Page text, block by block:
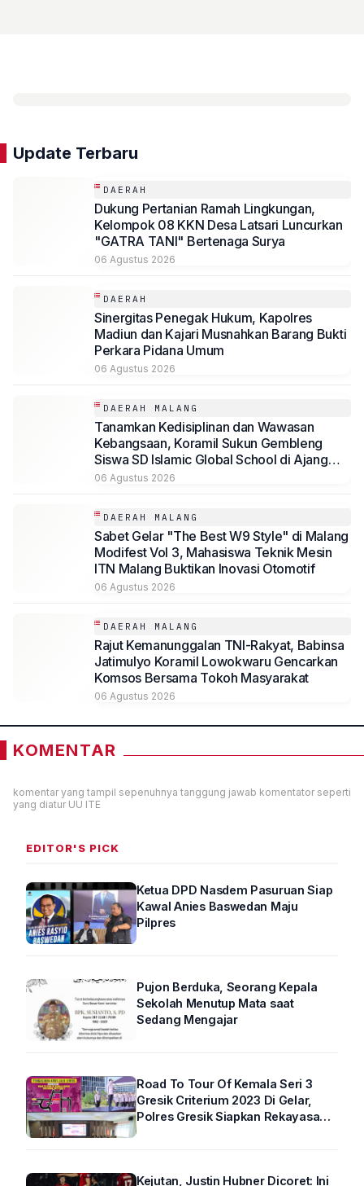
Update Terbaru
DAERAH
Dukung Pertanian Ramah Lingkungan,
Kelompok 08 KKN Desa Latsari Luncurkan
"GATRA TANI" Bertenaga Surya
06 Agustus 2026
DAERAH
Sinergitas Penegak Hukum, Kapolres
Madiun dan Kajari Musnahkan Barang Bukti
Perkara Pidana Umum
06 Agustus 2026
DAERAH MALANG
Tanamkan Kedisiplinan dan Wawasan
Kebangsaan, Koramil Sukun Gembleng
Siswa SD Islamic Global School di Ajang
LDKS
06 Agustus 2026
DAERAH MALANG
Sabet Gelar "The Best W9 Style" di Malang
Modifest Vol 3, Mahasiswa Teknik Mesin
ITN Malang Buktikan Inovasi Otomotif
06 Agustus 2026
DAERAH MALANG
Rajut Kemanunggalan TNI-Rakyat, Babinsa
Jatimulyo Koramil Lowokwaru Gencarkan
Komsos Bersama Tokoh Masyarakat
06 Agustus 2026
KOMENTAR
komentar yang tampil sepenuhnya tanggung jawab komentator seperti
yang diatur UU ITE
EDITOR'S PICK
Ketua DPD Nasdem Pasuruan Siap
Kawal Anies Baswedan Maju
Pilpres
Pujon Berduka, Seorang Kepala
Sekolah Menutup Mata saat
Sedang Mengajar
Road To Tour Of Kemala Seri 3
Gresik Criterium 2023 Di Gelar,
Polres Gresik Siapkan Rekayasa
Kejutan, Justin Hubner Dicoret: Ini